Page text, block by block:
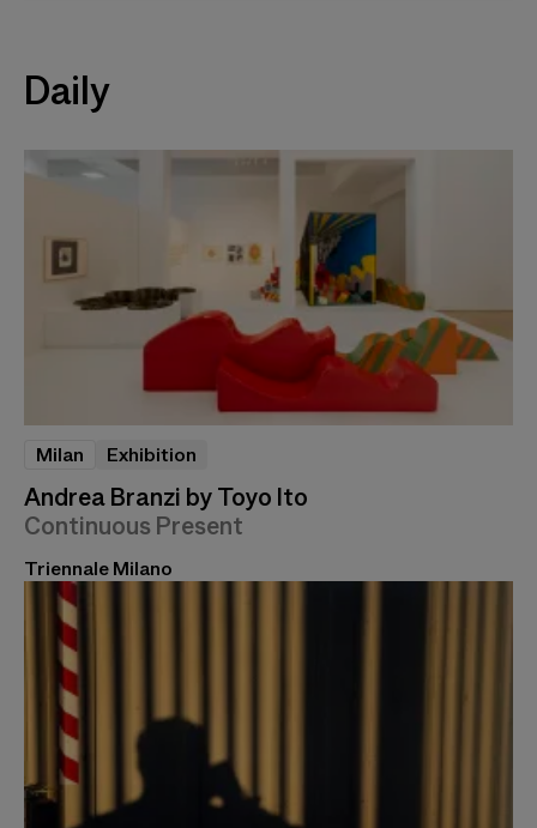
Daily
Andrea Branzi by Toyo Ito
Continuous Present
Milan Exhibition
Triennale Milano